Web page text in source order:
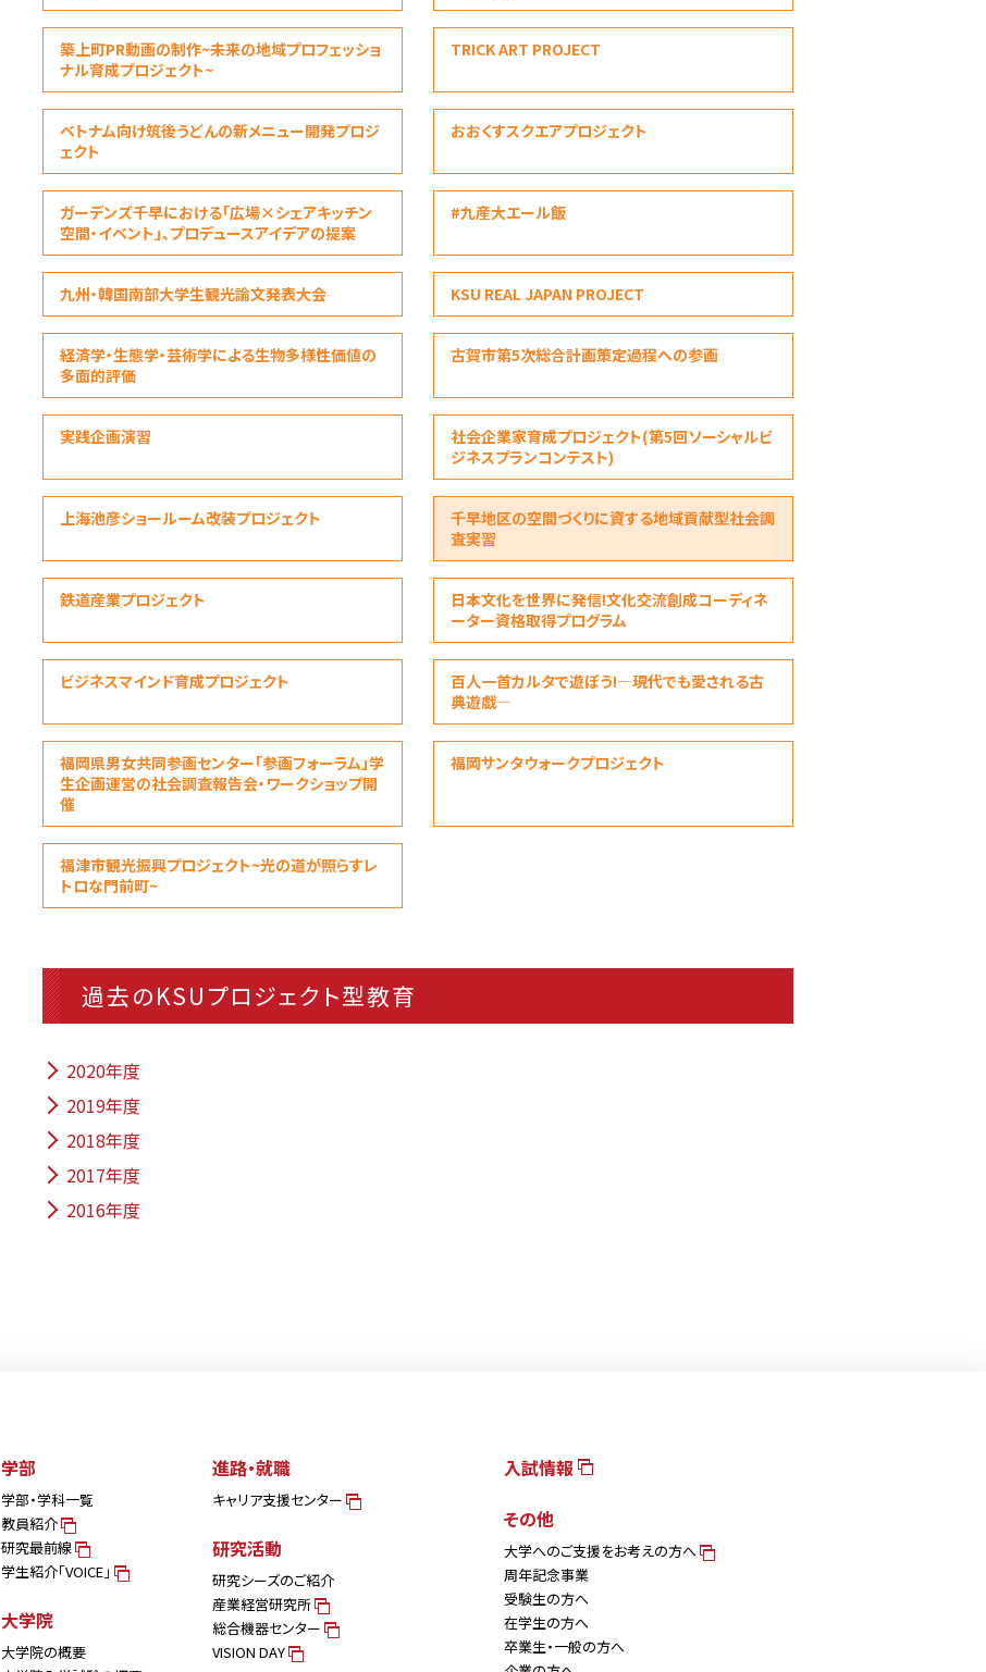
築上町PR動画の制作~未来の地域プロフェッショ
ナル育成プロジェクト~
TRICK ART PROJECT
ベトナム向け筑後うどんの新メニュー開発プロジ
ェクト
おおくすスクエアプロジェクト
ガーデンズ千早における「広場×シェアキッチン
空間・イベント」、プロデュースアイデアの提案
#九産大エール飯
九州・韓国南部大学生観光論文発表大会 KSU REAL JAPAN PROJECT
経済学・生態学・芸術学による生物多様性価値の
多面的評価
古賀市第5次総合計画策定過程への参画
実践企画演習
社会企業家育成プロジェクト(第5回ソーシャルビ
ジネスプランコンテスト)
上海池彦ショールーム改装プロジェクト
千早地区の空間づくりに資する地域貢献型社会調
査実習
鉄道産業プロジェクト
日本文化を世界に発信!文化交流創成コーディネ
ーター資格取得プログラム
ビジネスマインド育成プロジェクト
百人一首カルタで遊ぼう!―現代でも愛される古
典遊戯―
福岡県男女共同参画センター「参画フォーラム」学
生企画運営の社会調査報告会・ワークショップ開
催
福岡サンタウォークプロジェクト
福津市観光振興プロジェクト~光の道が照らすレ
トロな門前町~
過去のKSUプロジェクト型教育
2020年度
2019年度
2018年度
2017年度
2016年度
学部
学部・学科一覧
教員紹介
研究最前線
学生紹介「VOICE」
大学院
大学院の概要
進路・就職
キャリア支援センター
研究活動
研究シーズのご紹介
産業経営研究所
総合機器センター
VISION DAY
入試情報
その他
大学へのご支援をお考えの方へ
周年記念事業
受験生の方へ
在学生の方へ
卒業生・一般の方へ